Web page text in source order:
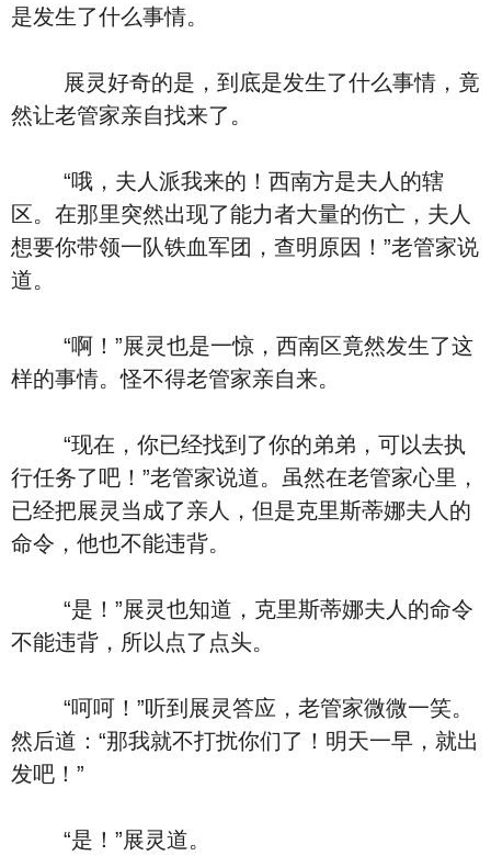
是发生了什么事情。
展灵好奇的是，到底是发生了什么事情，竟
然让老管家亲自找来了。
“哦，夫人派我来的！西南方是夫人的辖
区。在那里突然出现了能力者大量的伤亡，夫人
想要你带领一队铁血军团，查明原因！”老管家说
道。
“啊！”展灵也是一惊，西南区竟然发生了这
样的事情。怪不得老管家亲自来。
“现在，你已经找到了你的弟弟，可以去执
行任务了吧！”老管家说道。虽然在老管家心里，
已经把展灵当成了亲人，但是克里斯蒂娜夫人的
命令，他也不能违背。
“是！”展灵也知道，克里斯蒂娜夫人的命令
不能违背，所以点了点头。
“呵呵！”听到展灵答应，老管家微微一笑。
然后道：“那我就不打扰你们了！明天一早，就出
发吧！”
“是！”展灵道。